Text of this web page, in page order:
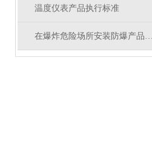
温度仪表产品执行标准
在爆炸危险场所安装防爆产品时有哪些要求？